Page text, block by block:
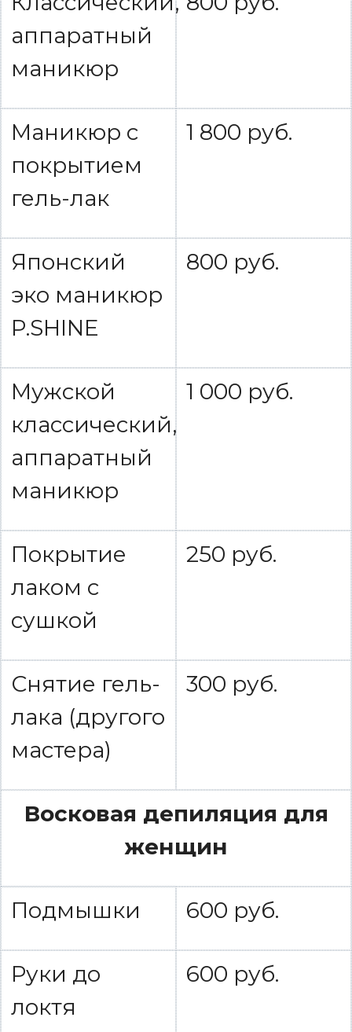
аппаратный
маникюр
Маникюр с
покрытием
гель-лак
1 800 руб.
Японский
эко маникюр
P.SHINE
800 руб.
Мужской
классический,
аппаратный
маникюр
1 000 руб.
Покрытие
лаком с
сушкой
250 руб.
Снятие гель-
лака (другого
мастера)
300 руб.
Восковая депиляция для
женщин
Подмышки 600 руб.
Руки до
локтя
600 руб.